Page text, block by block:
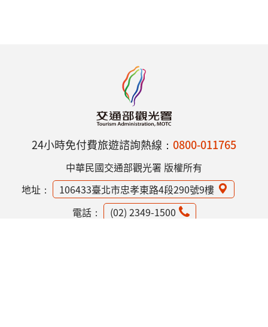
24小時免付費旅遊諮詢熱線： 0800-011765
中華民國交通部觀光署 版權所有
地址：
106433臺北市忠孝東路4段290號9樓
電話：
(02) 2349-1500